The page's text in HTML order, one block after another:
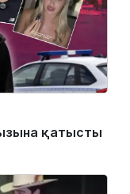
қатысты